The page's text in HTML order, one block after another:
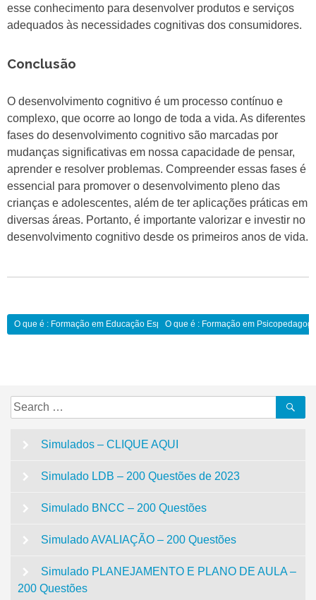
esse conhecimento para desenvolver produtos e serviços
adequados às necessidades cognitivas dos consumidores.
Conclusão
O desenvolvimento cognitivo é um processo contínuo e
complexo, que ocorre ao longo de toda a vida. As diferentes
fases do desenvolvimento cognitivo são marcadas por
mudanças significativas em nossa capacidade de pensar,
aprender e resolver problemas. Compreender essas fases é
essencial para promover o desenvolvimento pleno das
crianças e adolescentes, além de ter aplicações práticas em
diversas áreas. Portanto, é importante valorizar e investir no
desenvolvimento cognitivo desde os primeiros anos de vida.
Navegação
O que é : Formação em Educação Especial:O que é : Formação em
Search
for:
Simulados – CLIQUE AQUI
Simulado LDB – 200 Questões de 2023
Simulado BNCC – 200 Questões
Simulado AVALIAÇÃO – 200 Questões
Simulado PLANEJAMENTO E PLANO DE AULA –
200 Questões